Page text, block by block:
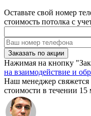
Оставьте свой номер
стоимость потолка с
Заказать по акции
Нажимая на кнопку
на взаимодействие и
Наш менеджер свяжется
стоимости в течении 15